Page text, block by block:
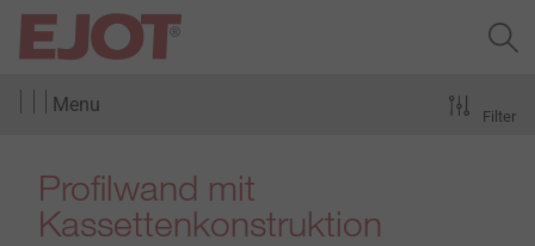
Menu
Profilwand mit
Kassettenkonstruktion
Filter